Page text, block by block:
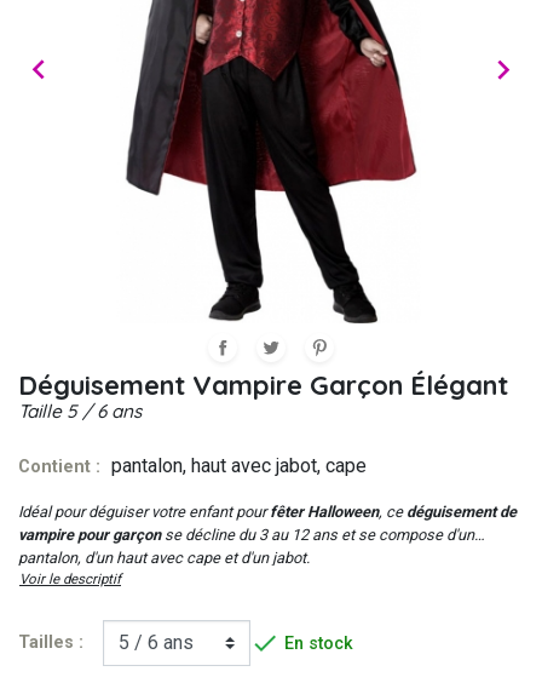
 
Déguisement Vampire Garçon Élégant
Taille 5 / 6 ans
Contient : pantalon, haut avec jabot, cape
Idéal pour déguiser votre enfant pourfêter Halloween, ce déguisement de
vampire pour garçonse décline du 3 au 12 ans et se compose d'un
pantalon, d'un haut avec cape et d'un jabot.
Voir le descriptif
Tailles :  En stock